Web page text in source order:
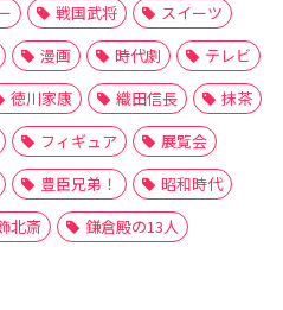
戦国武将
スイーツ
漫画 時代劇
テレビ
徳川家康 織田信長
抹茶
フィギュア
展覧会
豊臣兄弟！
昭和時代
北斎 鎌倉殿の13人